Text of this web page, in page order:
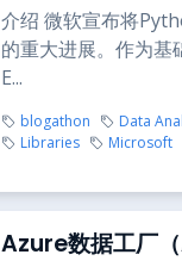
介绍 微软宣布将
的重大进展。作为
E...
blogathon Data
Libraries
Microsoft
Azure数据工厂